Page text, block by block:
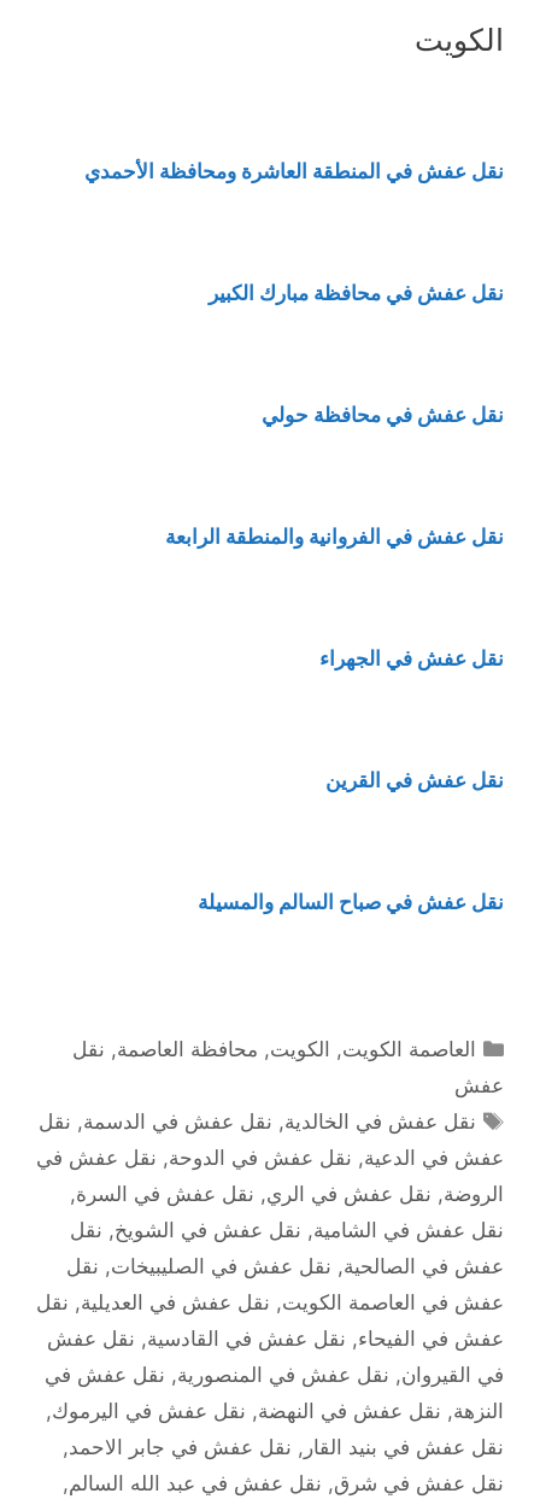
الكويت
نقل عفش في المنطقة العاشرة ومحافظة الأحمدي
نقل عفش في محافظة مبارك الكبير
نقل عفش في محافظة حولي
نقل عفش في الفروانية والمنطقة الرابعة
نقل عفش في الجهراء
نقل عفش في القرين
نقل عفش في صباح السالم والمسيلة
التصنيفات
العاصمة الكويت, الكويت, محافظة العاصمة, نقل
عفش
الوسوم
نقل عفش في الخالدية, نقل عفش في الدسمة, نقل
عفش في الدعية, نقل عفش في الدوحة, نقل عفش في
الروضة, نقل عفش في الري, نقل عفش في السرة,
نقل عفش في الشامية, نقل عفش في الشويخ, نقل
عفش في الصالحية, نقل عفش في الصليبيخات, نقل
عفش في العاصمة الكويت, نقل عفش في العديلية, نقل
عفش في الفيحاء, نقل عفش في القادسية, نقل عفش
في القيروان, نقل عفش في المنصورية, نقل عفش في
النزهة, نقل عفش في النهضة, نقل عفش في اليرموك,
نقل عفش في بنيد القار , نقل عفش في جابر الاحمد,
نقل عفش في شرق, نقل عفش في عبد الله السالم,